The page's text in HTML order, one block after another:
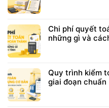
Chi phí quyết
những gì và
Quy trình kiểm
giai đoạn chuẩn